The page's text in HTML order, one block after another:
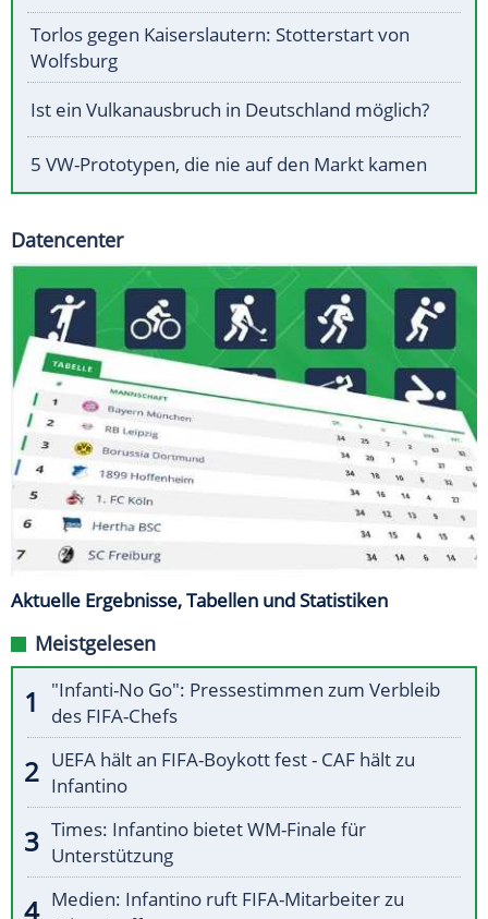
Torlos gegen Kaiserslautern: Stotterstart von
Wolfsburg
Ist ein Vulkanausbruch in Deutschland möglich?
5 VW-Prototypen, die nie auf den Markt kamen
Datencenter
Aktuelle Ergebnisse, Tabellen und Statistiken
Meistgelesen
"Infanti-No Go": Pressestimmen zum Verbleib
des FIFA-Chefs
UEFA hält an FIFA-Boykott fest - CAF hält zu
Infantino
Times: Infantino bietet WM-Finale für
Unterstützung
Medien: Infantino ruft FIFA-Mitarbeiter zu